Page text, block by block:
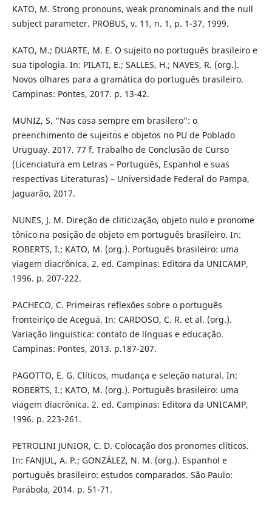
KATO, M. Strong pronouns, weak pronominals and the null
subject parameter. PROBUS, v. 11, n. 1, p. 1-37, 1999.
KATO, M.; DUARTE, M. E. O sujeito no português brasileiro e
sua tipologia. In: PILATI, E.; SALLES, H.; NAVES, R. (org.).
Novos olhares para a gramática do português brasileiro.
Campinas: Pontes, 2017. p. 13-42.
MUNIZ, S. “Nas casa sempre em brasilero”: o
preenchimento de sujeitos e objetos no PU de Poblado
Uruguay. 2017. 77 f. Trabalho de Conclusão de Curso
(Licenciatura em Letras – Português, Espanhol e suas
respectivas Literaturas) – Universidade Federal do Pampa,
Jaguarão, 2017.
NUNES, J. M. Direção de cliticização, objeto nulo e pronome
tônico na posição de objeto em português brasileiro. In:
ROBERTS, I.; KATO, M. (org.). Português brasileiro: uma
viagem diacrônica. 2. ed. Campinas: Editora da UNICAMP,
1996. p. 207-222.
PACHECO, C. Primeiras reflexões sobre o português
fronteiriço de Aceguá. In: CARDOSO, C. R. et al. (org.).
Variação linguística: contato de línguas e educação.
Campinas: Pontes, 2013. p.187-207.
PAGOTTO, E. G. Clíticos, mudança e seleção natural. In:
ROBERTS, I.; KATO, M. (org.). Português brasileiro: uma
viagem diacrônica. 2. ed. Campinas: Editora da UNICAMP,
1996. p. 223-261.
PETROLINI JUNIOR, C. D. Colocação dos pronomes clíticos.
In: FANJUL, A. P.; GONZÁLEZ, N. M. (org.). Espanhol e
português brasileiro: estudos comparados. São Paulo:
Parábola, 2014. p. 51-71.